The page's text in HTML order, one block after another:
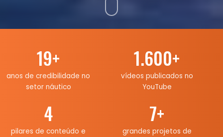
19+
anos de credibilidade no
setor náutico
1.600+
vídeos publicados no
YouTube
4
pilares de conteúdo e
7+
grandes projetos de